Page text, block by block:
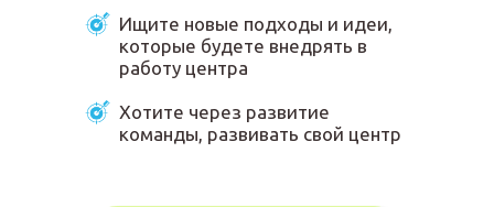
Ищите новые подходы и идеи,
которые будете внедрять в
работу центра
Хотите через развитие
команды, развивать свой центр